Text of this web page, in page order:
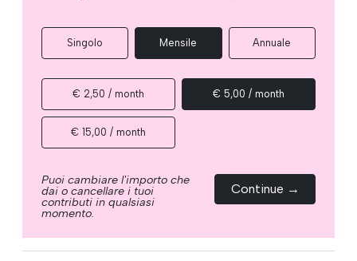
Singolo Mensile Annuale
€ 2,50 / month € 5,00 / month
€ 15,00 / month
Puoi cambiare l'importo che
dai o cancellare i tuoi
contributi in qualsiasi
momento.
Continue →